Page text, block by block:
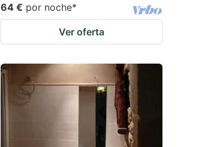
64 € por noche*
Ver oferta